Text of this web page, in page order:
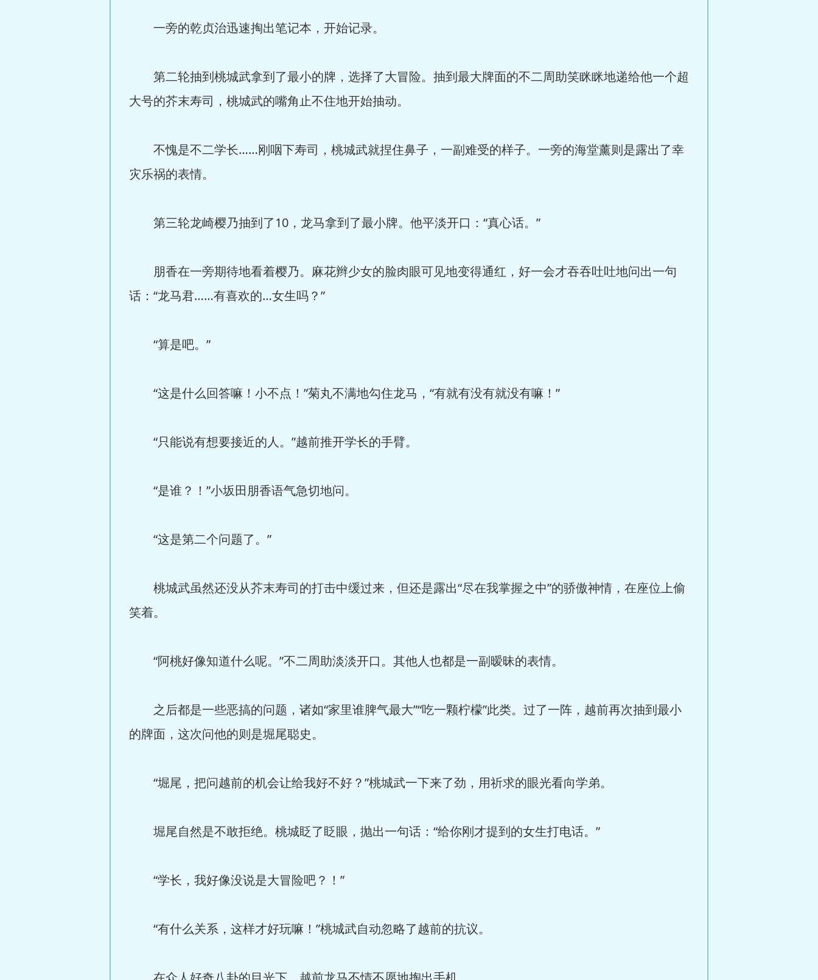
一旁的乾贞治迅速掏出笔记本，开始记录。
第二轮抽到桃城武拿到了最小的牌，选择了大冒险。抽到最大牌面的不二周助笑眯眯地递给他一个超
大号的芥末寿司，桃城武的嘴角止不住地开始抽动。
不愧是不二学长……刚咽下寿司，桃城武就捏住鼻子，一副难受的样子。一旁的海堂薰则是露出了幸
灾乐祸的表情。
第三轮龙崎樱乃抽到了10，龙马拿到了最小牌。他平淡开口：“真心话。”
朋香在一旁期待地看着樱乃。麻花辫少女的脸肉眼可见地变得通红，好一会才吞吞吐吐地问出一句
话：“龙马君……有喜欢的…女生吗？”
“算是吧。”
“这是什么回答嘛！小不点！”菊丸不满地勾住龙马，“有就有没有就没有嘛！”
“只能说有想要接近的人。”越前推开学长的手臂。
“是谁？！”小坂田朋香语气急切地问。
“这是第二个问题了。”
桃城武虽然还没从芥末寿司的打击中缓过来，但还是露出“尽在我掌握之中”的骄傲神情，在座位上偷
笑着。
“阿桃好像知道什么呢。”不二周助淡淡开口。其他人也都是一副暧昧的表情。
之后都是一些恶搞的问题，诸如“家里谁脾气最大”“吃一颗柠檬”此类。过了一阵，越前再次抽到最小
的牌面，这次问他的则是堀尾聪史。
“堀尾，把问越前的机会让给我好不好？”桃城武一下来了劲，用祈求的眼光看向学弟。
堀尾自然是不敢拒绝。桃城眨了眨眼，抛出一句话：“给你刚才提到的女生打电话。”
“学长，我好像没说是大冒险吧？！”
“有什么关系，这样才好玩嘛！”桃城武自动忽略了越前的抗议。